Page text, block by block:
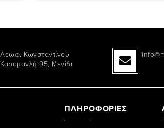
Λεωφ. Κωνσταντίνου
Καραμανλή 95, Μενίδι
ΠΛΗΡΟΦΟΡΙΕΣ